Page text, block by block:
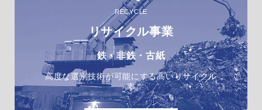
RECYCLE
リサイクル事業
鉄・非鉄・古紙
高度な選別技術が可能にする高いリサイクル
率